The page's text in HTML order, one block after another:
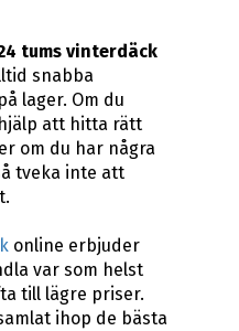
tums vinterdäck
snabba
lager. Om du
att hitta rätt
om du har några
tveka inte att
online erbjuder
var som helst
till lägre priser.
ihop de bästa